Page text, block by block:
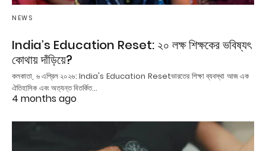
NEWS
India’s Education Reset: ২০ লক্ষ শিক্ষকের ভবিষ্যৎ
কোথায় দাঁড়িয়ে?
কলকাতা, ৬ এপ্রিল ২০২৬: India's Education Resetভারতের শিক্ষা ব্যবস্থা আজ এক
ঐতিহাসিক এবং অত্যন্ত বিতর্কিত…
4 months ago